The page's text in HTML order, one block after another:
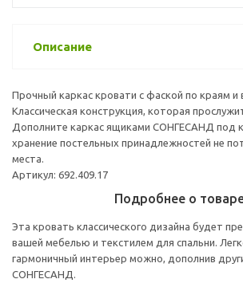
Описание
Прочный каркас кровати с фаской по краям и
Классическая конструкция, которая
Дополните каркас ящиками СОНГЕСАНД под
хранение постельных принадлежностей не
места.
Артикул: 692.409.17
Подробнее о
Эта кровать классического дизайна будет
вашей мебелью и текстилем для спальни.
гармоничный интерьер можно, дополнив
СОНГЕСАНД.